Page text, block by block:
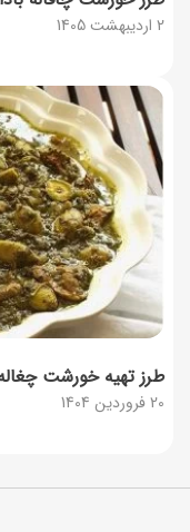
2 اردیبهشت 1405
20 فروردین 1404
طرز تهیه خورشت